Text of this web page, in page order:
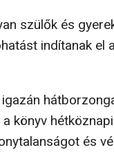
szülők és
indítanak el a
könyv hétköznapi
és